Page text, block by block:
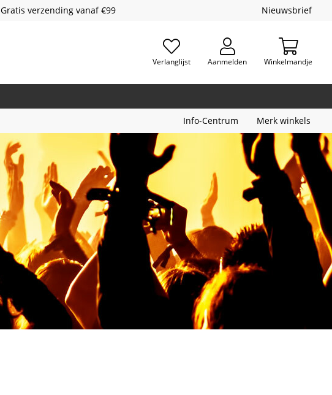
Gratis verzending vanaf €99 Nieuwsbrief
Verlanglijst Aanmelden Winkelmandje
Info-Centrum Merk winkels